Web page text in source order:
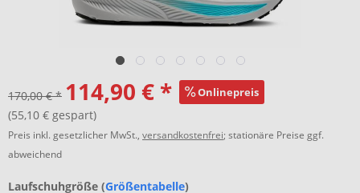
170,00 € * 114,90 € * Onlinepreis
(55,10 € gespart)
Preis inkl. gesetzlicher MwSt., versandkostenfrei; stationäre Preise ggf.
abweichend
Laufschuhgröße (Größentabelle)